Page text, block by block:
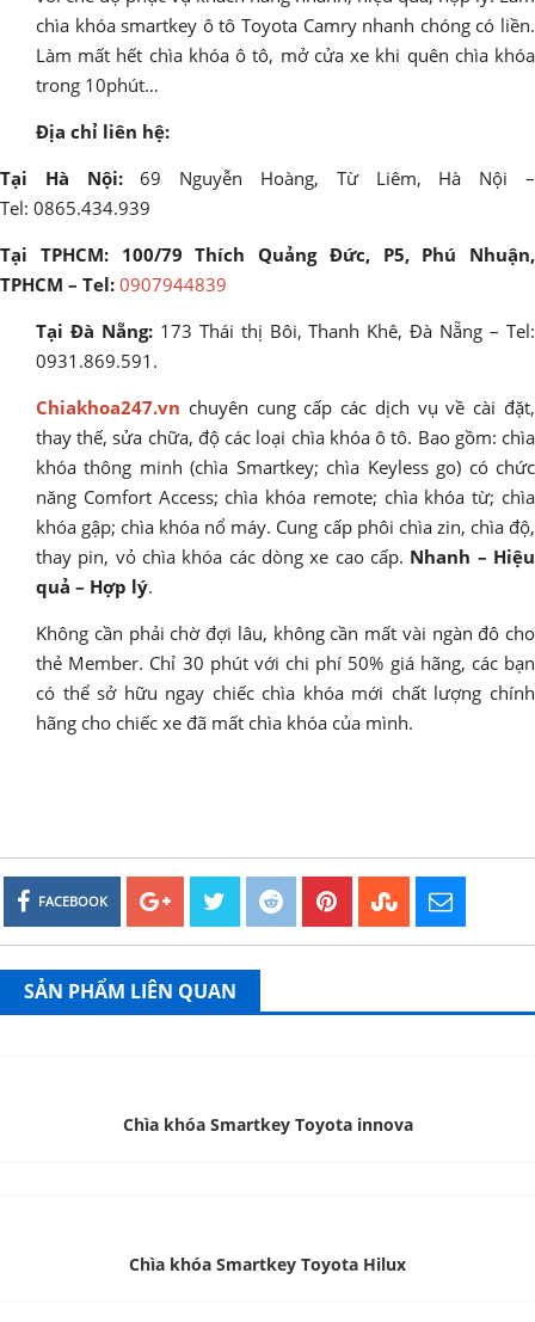
chìa khóa smartkey ô tô Toyota Camry nhanh chóng có liền.
Làm mất hết chìa khóa ô tô, mở cửa xe khi quên chìa khóa
trong 10phút…
Địa chỉ liên hệ:
Tại Hà Nội:69 Nguyễn Hoàng, Từ Liêm, Hà Nội –
Tel: 0865.434.939
Tại TPHCM: 100/79 Thích Quảng Đức, P5, Phú Nhuận,
TPHCM – Tel: 0907944839
Tại Đà Nẵng:173 Thái thị Bôi, Thanh Khê, Đà Nẵng – Tel:
0931.869.591.
Chiakhoa247.vn chuyên cung cấp các dịch vụ về cài đặt,
thay thế, sửa chữa, độ các loại chìa khóa ô tô. Bao gồm: chìa
khóa thông minh (chìa Smartkey; chìa Keyless go) có chức
năng Comfort Access; chìa khóa remote; chìa khóa từ; chìa
khóa gập; chìa khóa nổ máy. Cung cấp phôi chìa zin, chìa độ,
thay pin, vỏ chìa khóa các dòng xe cao cấp. Nhanh – Hiệu
quả – Hợp lý.
Không cần phải chờ đợi lâu, không cần mất vài ngàn đô cho
thẻ Member. Chỉ 30 phút với chi phí 50% giá hãng, các bạn
có thể sở hữu ngay chiếc chìa khóa mới chất lượng chính
hãng cho chiếc xe đã mất chìa khóa của mình.
FACEBOOK
SẢN PHẨM LIÊN QUAN
Chìa khóa Smartkey Toyota innova
Chìa khóa Smartkey Toyota Hilux